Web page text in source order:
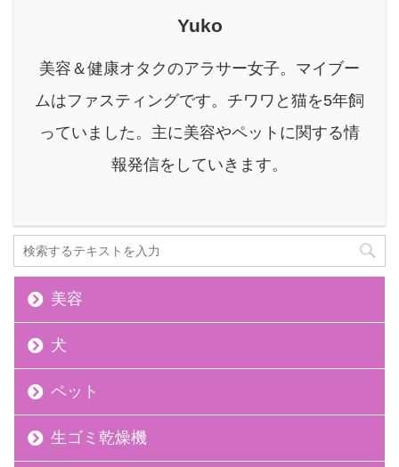
Yuko筆者自身も愛犬「チ
ワワ」を5年飼っていた
ていた時期もありました
が、以下で紹介する対策
Yuko
美容＆健康オタクのアラサー女子。マイブー
ムはファスティングです。チワワと猫を5年飼
っていました。主に美容やペットに関する情
報発信をしていきます。
美容
犬
ペット
生ゴミ乾燥機